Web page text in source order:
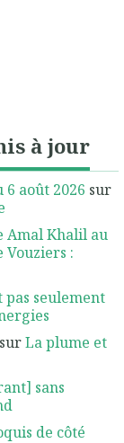
à jour
août 2026 sur
Amal Khalil au
Vouziers :
pas seulement
surLa plume et
sans
de côté